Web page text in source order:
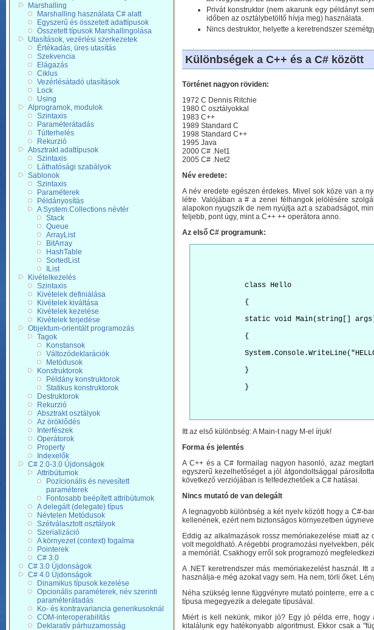
Marshalling
Marshalling használata C# alatt
Egyszerű és összetett adattípusok
Összetett típusok Marshallingolása
Utasítások, vezérlési szerkezetek
Értékadás, üres utasítás
Szekvencia
Elágazás
Ciklus
Vezérlésátadó utasítások
Lock
Using
Alprogramok, modulok
Szintaxis
Paraméterátadás
Túlterhelés
Rekurzió
Absztrakt adattípusok
Szintaxis
Láthatósági szabályok
Sablonok
Szintaxis
Paraméterek
Példányosítás
A System.Collections névtér
Stack
Queue
ArrayList
BitArray
HashTable
SortedList
IList
Kivételkezelés
Szintaxis
Kivételek definiálása
Kivételek kiváltása
Kivételek kezelése
Kivételek terjedése
Objektum-orientált programozás
Tagok
Konstansok
Változódeklarációk
Metódusok
Konstruktorok
Példány konstruktorok
Statikus konstruktorok
Destruktorok
Rekurzió
Absztrakt osztályok
Az öröklődés
Interfészek
Operátorok
Property
Indexelők
C# 2.0-3.0 Újdonságok
Attribútumok
Pozícionális és nevesített
paraméterek
Fontosabb beépített attribútumok
A delegált (delegate) típus
Névtelen Metódusok
Szétválasztott osztályok
Szerializáció
A környezet (context) fogalma
Pointerek
C# 3.0
C# 3.0 Újdonságok
C# 4.0 Újdonságok
Dinamikus típusok kezelése
Opcionális paraméterek, név szerinti
paraméterátadás
Ko- és kontravariancia generikusoknál
COM-interoperabilitás
Deklaratív párhuzamosság
Privát konstruktor (nem akarunk egy példányt
időben az osztálybetöltő hívja meg) használata.
Nincs destruktor, helyette a keretrendszer
Különbségek a C++ és a C# között
Történet nagyon röviden:
1972 C Dennis Ritchie
1980 C osztályokkal
1983 C++
1989 Standard C
1998 Standard C++
1995 Java
2000 C# .Net1
2005 C# .Net2
Név eredete:
A név eredete egészen érdekes. Mivel sok köze van a
létre. Valójában a # a zenei félhangok jelölésére
alapokon nyugszik de nem nyújtja azt a szabadságot,
feljebb, pont úgy, mint a C++ ++ operátora anno.
Az első C# programunk:
            class Hello
            {
static void Main(string[]
            {
            }
            }
Itt az első különbség: A Main-t nagy M-el írjuk!
Forma és jelentés
A C++ és a C# formailag nagyon hasonló, azaz
egyszerű kezelhetőséget a jól átgondoltsággal
következő verziójában is felfedezhetőek a C# hatásai.
Nincs mutató de van delegált
A legnagyobb különbség a két nyelv között hogy a C#-
kellenének, ezért nem biztonságos környezetben
Eddig az alkalmazások rossz memóriakezelése miatt
volt megoldható. A régebbi programozási nyelvekben,
a memóriát. Csakhogy erről sok programozó
A .NET keretrendszer más memóriakezelést használ.
használja-e még azokat vagy sem. Ha nem, törli őket.
Néha szükség lenne függvényre mutató pointerre, erre
típusa megegyezik a delegate típusával.
Miért is kell nekünk, mikor jó? Egy jó példa erre,
kitalálunk egy hatékonyabb algoritmust. Ekkor csak a